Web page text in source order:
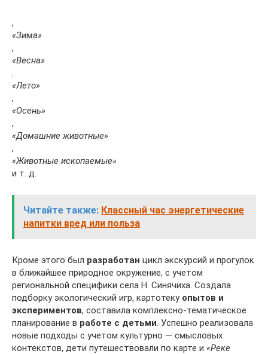
,
«Зима»
,
«Весна»
.
«Лето»
,
«Осень»
,
«Домашние животные»
,
«Животные ископаемые»
и т. д.
Читайте также: Классный час энергетические
напитки вред или польза
Кроме этого был разработан цикл экскурсий и прогулок
в ближайшее природное окружение, с учетом
региональной специфики села Н. Синячиха. Создала
подборку экологический игр, картотеку опытов и
экспериментов, составила комплексно-тематическое
планирование в работе с детьми. Успешно реализовала
новые подходы с учетом культурно — смысловых
контекстов, дети путешествовали по карте и «Реке